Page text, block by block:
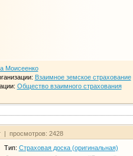
Моисеенко
Взаимное земское страхование
Общество взаимного страхования
| просмотров: 2428
Тип: Страховая доска (оригинальная)